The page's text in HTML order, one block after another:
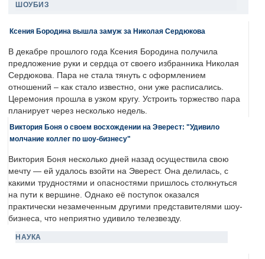
ШОУБИЗ
Ксения Бородина вышла замуж за Николая Сердюкова
В декабре прошлого года Ксения Бородина получила
предложение руки и сердца от своего избранника Николая
Сердюкова. Пара не стала тянуть с оформлением
отношений – как стало известно, они уже расписались.
Церемония прошла в узком кругу. Устроить торжество пара
планирует через несколько недель.
Виктория Боня о своем восхождении на Эверест: "Удивило
молчание коллег по шоу-бизнесу"
Виктория Боня несколько дней назад осуществила свою
мечту — ей удалось взойти на Эверест. Она делилась, с
какими трудностями и опасностями пришлось столкнуться
на пути к вершине. Однако её поступок оказался
практически незамеченным другими представителями шоу-
бизнеса, что неприятно удивило телезвезду.
НАУКА